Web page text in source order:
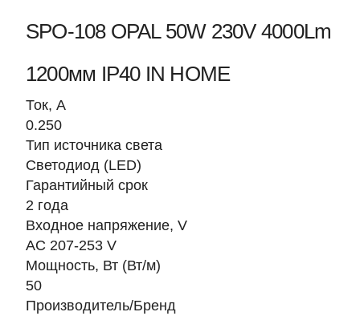
SPO-108 OPAL 50W 230V 4000Lm
1200мм IP40 IN HOME
Ток, A
0.250
Тип источника света
Светодиод (LED)
Гарантийный срок
2 года
Входное напряжение, V
AC 207-253 V
Мощность, Вт (Вт/м)
50
Производитель/Бренд